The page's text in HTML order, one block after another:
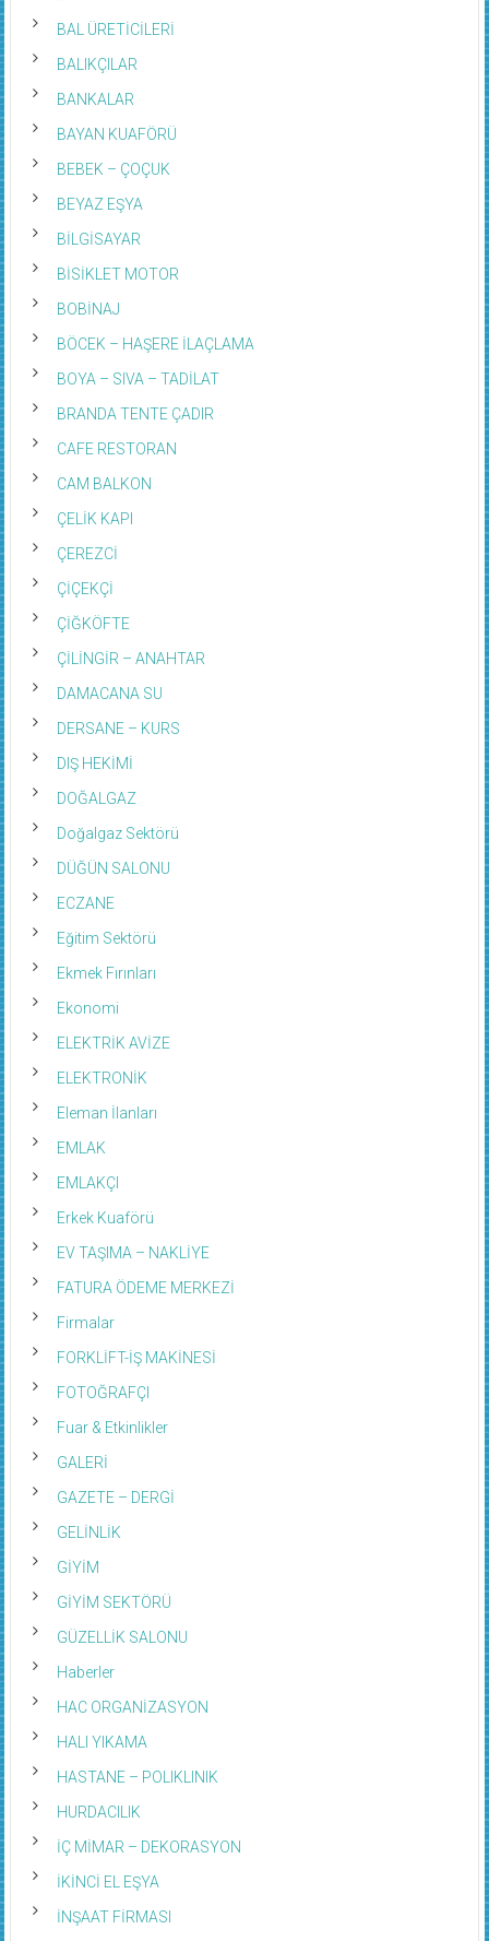
BAL ÜRETİCİLERİ
BALIKÇILAR
BANKALAR
BAYAN KUAFÖRÜ
BEBEK – ÇOÇUK
BEYAZ EŞYA
BİLGİSAYAR
BİSİKLET MOTOR
BOBİNAJ
BÖCEK – HAŞERE İLAÇLAMA
BOYA – SIVA – TADİLAT
BRANDA TENTE ÇADIR
CAFE RESTORAN
CAM BALKON
ÇELİK KAPI
ÇEREZCİ
ÇİÇEKÇİ
ÇİĞKÖFTE
ÇİLİNGİR – ANAHTAR
DAMACANA SU
DERSANE – KURS
DIŞ HEKİMİ
DOĞALGAZ
Doğalgaz Sektörü
DÜĞÜN SALONU
ECZANE
Eğitim Sektörü
Ekmek Fırınları
Ekonomi
ELEKTRİK AVİZE
ELEKTRONİK
Eleman İlanları
EMLAK
EMLAKÇI
Erkek Kuaförü
EV TAŞIMA – NAKLİYE
FATURA ÖDEME MERKEZİ
Firmalar
FORKLİFT-İŞ MAKİNESİ
FOTOĞRAFÇI
Fuar & Etkinlikler
GALERİ
GAZETE – DERGİ
GELİNLİK
GİYİM
GİYİM SEKTÖRÜ
GÜZELLİK SALONU
Haberler
HAC ORGANİZASYON
HALI YIKAMA
HASTANE – POLIKLINIK
HURDACILIK
İÇ MİMAR – DEKORASYON
İKİNCİ EL EŞYA
İNŞAAT FİRMASI